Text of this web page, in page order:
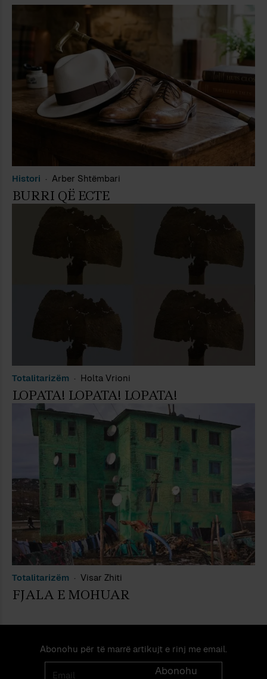
Histori Arber Shtëmbari
BURRI QË ECTE
Totalitarizëm Holta Vrioni
LOPATA! LOPATA! LOPATA!
Totalitarizëm Visar Zhiti
FJALA E MOHUAR
Abonohu për të marrë artikujt e rinj me email.
Email
Abonohu